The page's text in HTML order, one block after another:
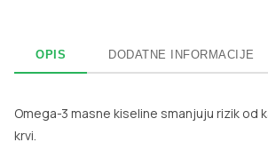
OPIS DODATNE INFORMACIJE
Omega-3 masne kiseline smanjuju rizik
krvi.